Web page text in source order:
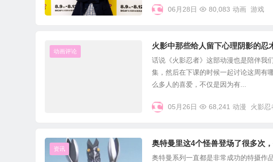
06月28日 80,083 动画 游戏
动画评论
火影中那些给人留下心理阴影的忍
话说《火影忍者》这部动漫也是陪伴我
集，然后在下课的时候一起讨论这周有
么多人的喜爱，不仅是因为有...
05月26日 68,241 动漫 火影忍
资讯
奥特曼里这4个怪兽登场了很多次
奥特曼系列一直都是非常成功的特摄作